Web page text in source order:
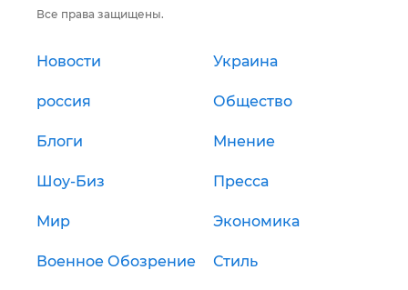
Все права защищены.
Новости Украина
россия Общество
Блоги Мнение
Шоу-Биз Пресса
Мир Экономика
Военное Обозрение Стиль